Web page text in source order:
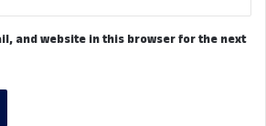
and website in this browser for the next